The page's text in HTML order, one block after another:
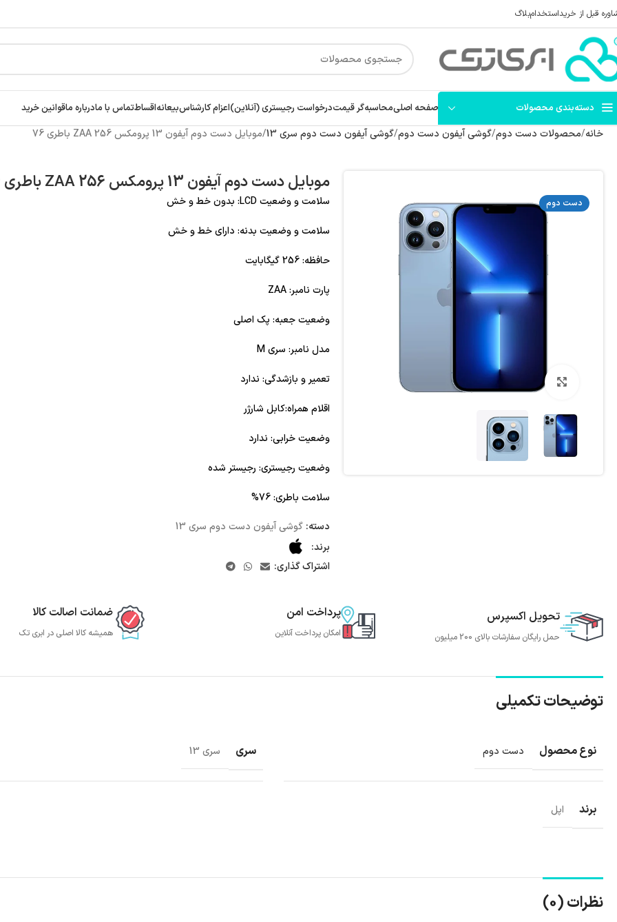
قبل از خریداستخدامبلاگ
دسته‌بندی محصولات صفحه اصلیمحاسبه‌گر قیمتدرخواست رجیستری (آنلاین)اعزام کارشناسبیعانهاقساطتماس با مادرباره ماقوانین خرید
خانه محصولات دست دوم گوشی آیفون دست دوم گوشی آیفون دست دوم سری 13 موبایل دست دوم آیفون 13 پرومکس 256 ZAA باطری 76
دست دوم
بزرگنمایی تصویر
موبایل دست دوم آیفون 13 پرومکس 256 ZAA باطری 76
سلامت و وضعیت LCD: بدون خط و خش
سلامت و وضعیت بدنه: دارای خط و خش
حافظه: 256 گیگابایت
پارت نامبر: ZAA
وضعیت جعبه: پک اصلی
مدل نامبر: سری M
تعمیر و بازشدگی: ندارد
اقلام همراه:کابل شارژر
وضعیت خرابی: ندارد
وضعیت رجیستری: رجیستر شده
سلامت باطری: 76%
دسته: گوشی آیفون دست دوم سری 13
برند:
اشتراک گذاری:
تحویل اکسپرس
حمل رایگان سفارشات بالای 200 میلیون
پرداخت امن
امکان پرداخت آنلاین
ضمانت اصالت کالا
همیشه کالا اصلی در ابری تک
توضیحات تکمیلی
نوع محصول دست دوم سری سری 13
برند اپل
نظرات (0)